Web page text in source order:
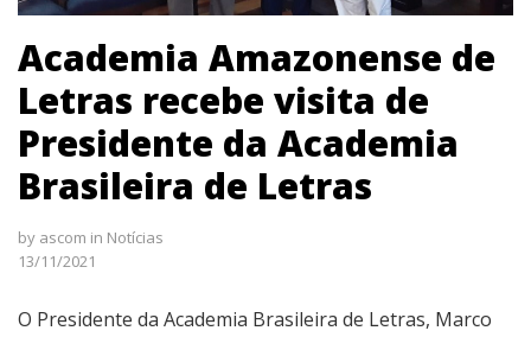
Academia Amazonense de
Letras recebe visita de
Presidente da Academia
Brasileira de Letras
by ascom in Notícias
13/11/2021
O Presidente da Academia Brasileira de Letras, Marco